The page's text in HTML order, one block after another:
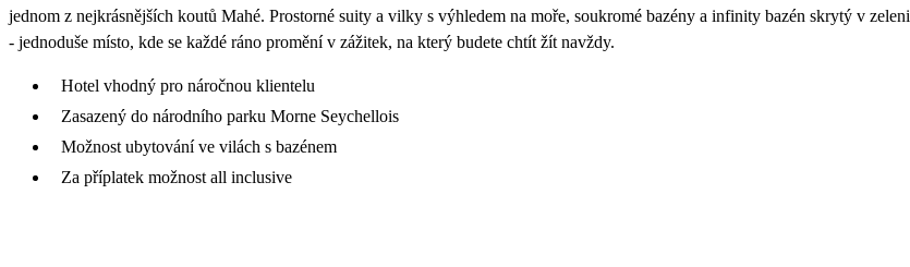
jednom z nejkrásnějších koutů Mahé. Prostorné suity a vilky s výhledem na moře, soukromé bazény a infinity bazén skrytý v zeleni
- jednoduše místo, kde se každé ráno promění v zážitek, na který budete chtít žít navždy.
Hotel vhodný pro náročnou klientelu
Zasazený do národního parku Morne Seychellois
Možnost ubytování ve vilách s bazénem
Za příplatek možnost all inclusive